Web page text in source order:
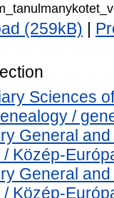
(259kB)
Sciences
/
General
/ Közép-
General
/ Közép-